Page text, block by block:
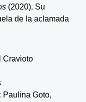
(2020). Su
de la aclamada
Cravioto
Paulina Goto,